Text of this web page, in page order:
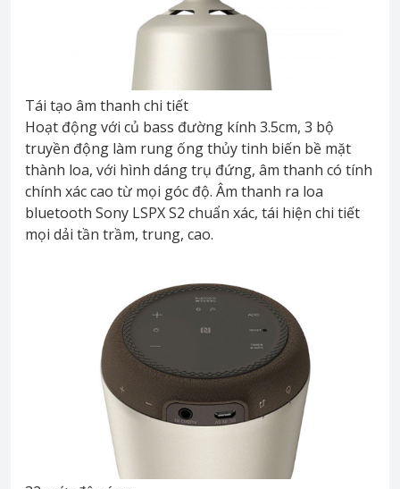
Tái tạo âm thanh chi tiết
Hoạt động với củ bass đường kính 3.5cm, 3 bộ
truyền động làm rung ống thủy tinh biến bề mặt
thành loa, với hình dáng trụ đứng, âm thanh có tính
chính xác cao từ mọi góc độ. Âm thanh ra loa
bluetooth Sony LSPX S2 chuẩn xác, tái hiện chi tiết
mọi dải tần trầm, trung, cao.